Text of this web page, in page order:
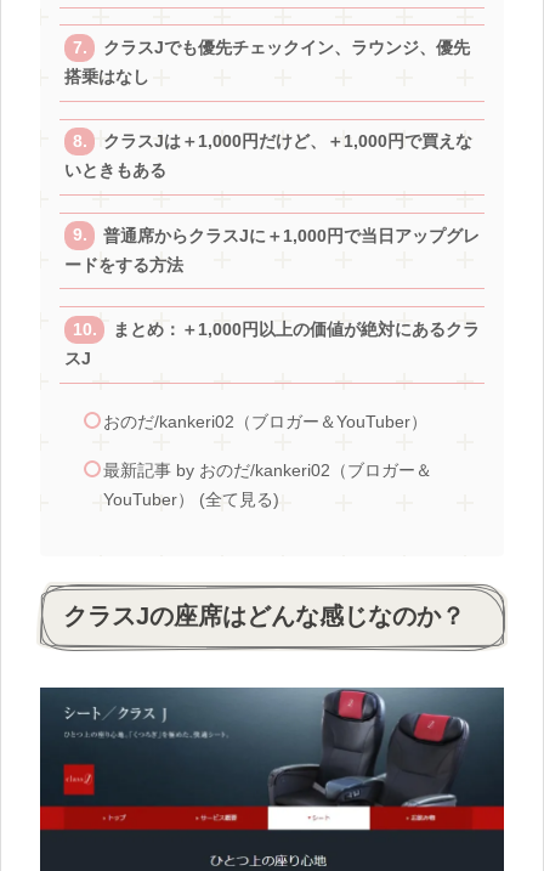
クラスJでも優先チェックイン、ラウンジ、優先
搭乗はなし
クラスJは＋1,000円だけど、＋1,000円で買えな
いときもある
普通席からクラスJに＋1,000円で当日アップグレ
ードをする方法
まとめ：＋1,000円以上の価値が絶対にあるクラ
スJ
おのだ/kankeri02（ブロガー＆YouTuber）
最新記事 by おのだ/kankeri02（ブロガー＆
YouTuber） (全て見る)
クラスJの座席はどんな感じなのか？